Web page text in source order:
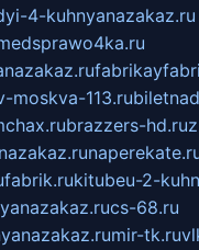
4-kuhnyanazakaz.ru
moskva-113.ru
brazzers-hd.ru
kitubeu-2-
cs-68.ru
mir-tk.ru